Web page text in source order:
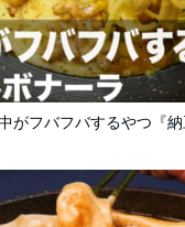
がフバフバするやつ『